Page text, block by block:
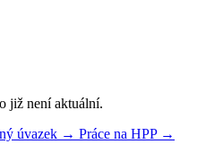
již není aktuální.
úvazek → Práce na HPP →